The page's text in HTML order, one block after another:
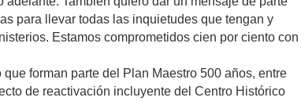
para llevar todas las inquietudes que tengan y
Estamos comprometidos cien por ciento con
forman parte del Plan Maestro 500 años, entre
de reactivación incluyente del Centro Histórico